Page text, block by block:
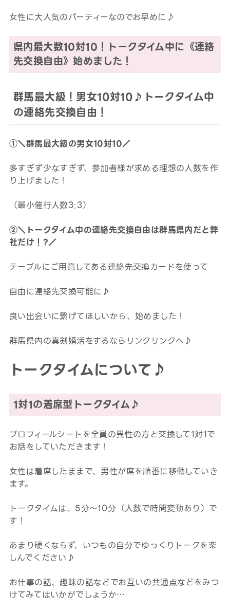
女性に大人気のパーティーなのでお早めに♪
県内最大数10対10！トークタイム中に《連絡
先交換自由》始めました！
群馬最大級！男女10対10♪トークタイム中
の連絡先交換自由！
①＼群馬最大級の男女10対10／
多すぎず少なすぎず、参加者様が求める理想の人数を作
り上げました！
（最小催行人数3:3）
②＼トークタイム中の連絡先交換自由は群馬県内だと弊
社だけ！?／
テーブルにご用意してある連絡先交換カードを使って
自由に連絡先交換可能に♪
良い出会いに繋げてほしいから、始めました！
群馬県内の真剣婚活をするならリンクリンクへ♪
トークタイムについて♪
1対1の着席型トークタイム♪
プロフィールシートを全員の異性の方と交換して1対1で
お話をしていただきます！
女性は着席したままで、男性が席を順番に移動していき
ます。
トークタイムは、5分～10分（人数で時間変動あり）で
す！
あまり硬くならず、いつもの自分でゆっくりトークを楽
しんでください♪
お仕事の話、趣味の話などでお互いの共通点などをみつ
けてみてはいかがでしょうか…